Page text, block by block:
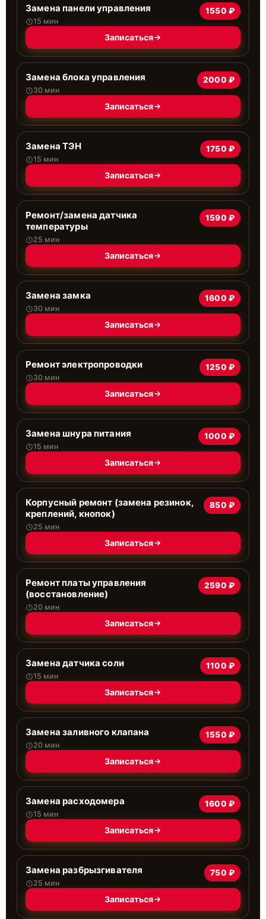
Замена панели управления
15 мин
1550 ₽
Записаться
Замена блока управления
30 мин
2000 ₽
Записаться
Замена ТЭН
15 мин
1750 ₽
Записаться
Ремонт/замена датчика
температуры
25 мин
1590 ₽
Записаться
Замена замка
30 мин
1600 ₽
Записаться
Ремонт электропроводки
30 мин
1250 ₽
Записаться
Замена шнура питания
15 мин
1000 ₽
Записаться
Корпусный ремонт (замена резинок,
креплений, кнопок)
25 мин
850 ₽
Записаться
Ремонт платы управления
(восстановление)
20 мин
2590 ₽
Записаться
Замена датчика соли
15 мин
1100 ₽
Записаться
Замена заливного клапана
20 мин
1550 ₽
Записаться
Замена расходомера
15 мин
1600 ₽
Записаться
Замена разбрызгивателя
25 мин
750 ₽
Записаться